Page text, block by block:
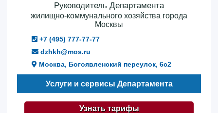
Руководитель Департамента
жилищно-коммунального хозяйства города
Москвы
+7 (495) 777-77-77
dzhkh@mos.ru
Москва, Богоявленский переулок, 6с2
Услуги и сервисы Департамента
Узнать тарифы